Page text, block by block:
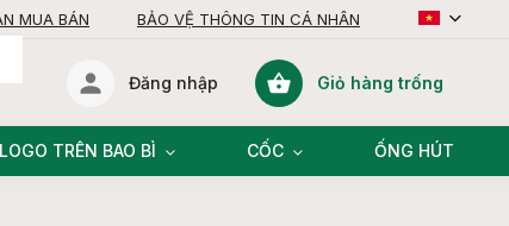
MUA BÁN
BẢO VỆ THÔNG TIN CÁ NHÂN
giỏ
Giỏ hàng trống
Đăng nhập
TRÊN BAO BÌ CỐC ỐNG HÚT